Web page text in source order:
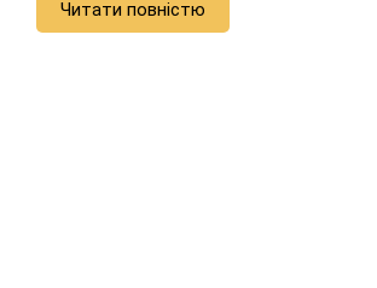
Читати повністю